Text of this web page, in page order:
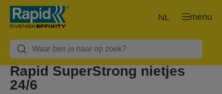
menu
NL
Rapid SuperStrong nietjes
24/6